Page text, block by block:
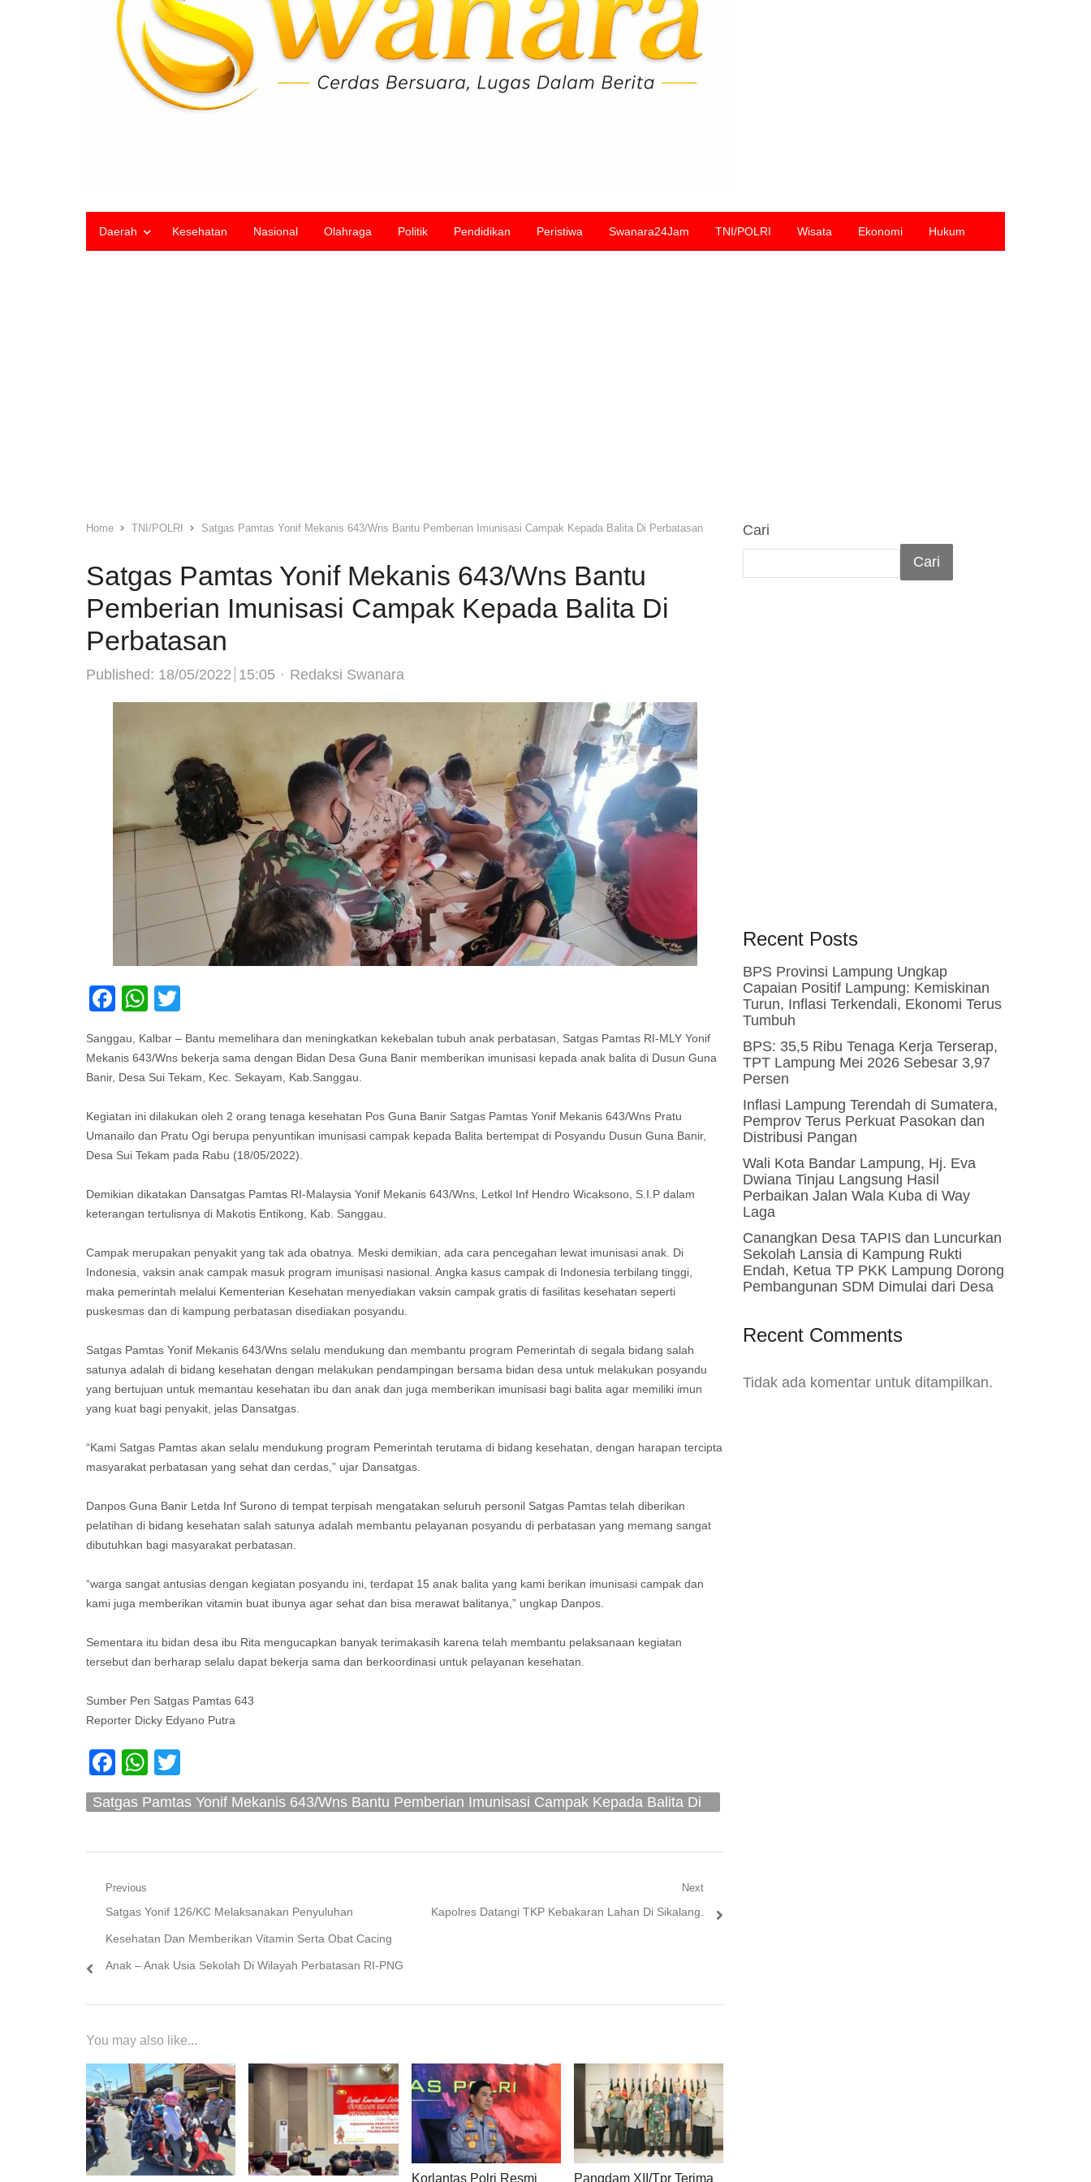
Daerah Kesehatan Nasional Olahraga Politik Pendidikan Peristiwa Swanara24Jam TNI/POLRI Wisata Ekonomi Hukum
Home TNI/POLRI Satgas Pamtas Yonif Mekanis 643/Wns Bantu Pemberian Imunisasi Campak Kepada Balita Di Perbatasan
Satgas Pamtas Yonif Mekanis 643/Wns Bantu
Pemberian Imunisasi Campak Kepada Balita Di
Perbatasan
Published: 18/05/2022 15:05 Author
Redaksi Swanara
Facebook
WhatsApp
Sanggau, Kalbar – Bantu memelihara dan meningkatkan kekebalan tubuh anak perbatasan, Satgas Pamtas RI-MLY Yonif
Mekanis 643/Wns bekerja sama dengan Bidan Desa Guna Banir memberikan imunisasi kepada anak balita di Dusun Guna
Banir, Desa Sui Tekam, Kec. Sekayam, Kab.Sanggau.
Kegiatan ini dilakukan oleh 2 orang tenaga kesehatan Pos Guna Banir Satgas Pamtas Yonif Mekanis 643/Wns Pratu
Umanailo dan Pratu Ogi berupa penyuntikan imunisasi campak kepada Balita bertempat di Posyandu Dusun Guna Banir,
Desa Sui Tekam pada Rabu (18/05/2022).
Demikian dikatakan Dansatgas Pamtas RI-Malaysia Yonif Mekanis 643/Wns, Letkol Inf Hendro Wicaksono, S.I.P dalam
keterangan tertulisnya di Makotis Entikong, Kab. Sanggau.
Campak merupakan penyakit yang tak ada obatnya. Meski demikian, ada cara pencegahan lewat imunisasi anak. Di
Indonesia, vaksin anak campak masuk program imunisasi nasional. Angka kasus campak di Indonesia terbilang tinggi,
maka pemerintah melalui Kementerian Kesehatan menyediakan vaksin campak gratis di fasilitas kesehatan seperti
puskesmas dan di kampung perbatasan disediakan posyandu.
Satgas Pamtas Yonif Mekanis 643/Wns selalu mendukung dan membantu program Pemerintah di segala bidang salah
satunya adalah di bidang kesehatan dengan melakukan pendampingan bersama bidan desa untuk melakukan posyandu
yang bertujuan untuk memantau kesehatan ibu dan anak dan juga memberikan imunisasi bagi balita agar memiliki imun
yang kuat bagi penyakit, jelas Dansatgas.
“Kami Satgas Pamtas akan selalu mendukung program Pemerintah terutama di bidang kesehatan, dengan harapan tercipta
masyarakat perbatasan yang sehat dan cerdas,” ujar Dansatgas.
Danpos Guna Banir Letda Inf Surono di tempat terpisah mengatakan seluruh personil Satgas Pamtas telah diberikan
pelatihan di bidang kesehatan salah satunya adalah membantu pelayanan posyandu di perbatasan yang memang sangat
dibutuhkan bagi masyarakat perbatasan.
“warga sangat antusias dengan kegiatan posyandu ini, terdapat 15 anak balita yang kami berikan imunisasi campak dan
kami juga memberikan vitamin buat ibunya agar sehat dan bisa merawat balitanya,” ungkap Danpos.
Sementara itu bidan desa ibu Rita mengucapkan banyak terimakasih karena telah membantu pelaksanaan kegiatan
tersebut dan berharap selalu dapat bekerja sama dan berkoordinasi untuk pelayanan kesehatan.
Sumber Pen Satgas Pamtas 643
Reporter Dicky Edyano Putra
Facebook
WhatsApp
Satgas Pamtas Yonif Mekanis 643/Wns Bantu Pemberian Imunisasi Campak Kepada Balita Di
Navigasi
pos
Previous
Previous
post:
Satgas Yonif 126/KC Melaksanakan Penyuluhan
Kesehatan Dan Memberikan Vitamin Serta Obat Cacing
Anak – Anak Usia Sekolah Di Wilayah Perbatasan RI-PNG
Next
Next
Kapolres Datangi TKP Kebakaran Lahan Di Sikalang.
You may also like...
Korlantas Polri Resmi Pangdam XII/Tpr Terima
Cari
Cari
Recent Posts
BPS Provinsi Lampung Ungkap
Capaian Positif Lampung: Kemiskinan
Turun, Inflasi Terkendali, Ekonomi Terus
Tumbuh
BPS: 35,5 Ribu Tenaga Kerja Terserap,
TPT Lampung Mei 2026 Sebesar 3,97
Persen
Inflasi Lampung Terendah di Sumatera,
Pemprov Terus Perkuat Pasokan dan
Distribusi Pangan
Wali Kota Bandar Lampung, Hj. Eva
Dwiana Tinjau Langsung Hasil
Perbaikan Jalan Wala Kuba di Way
Laga
Canangkan Desa TAPIS dan Luncurkan
Sekolah Lansia di Kampung Rukti
Endah, Ketua TP PKK Lampung Dorong
Pembangunan SDM Dimulai dari Desa
Recent Comments
Tidak ada komentar untuk ditampilkan.